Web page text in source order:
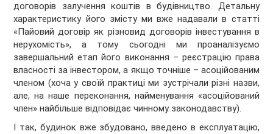
договорів залучення коштів в будівництво. Детальну
характеристику його змісту ми вже надавали в статті
«Пайовий договір як різновид договорів інвестування в
нерухомість», а тому сьогодні ми проаналізуємо
завершальний етап його виконання – реєстрацію права
власності за інвестором, а якщо точніше – асоційованим
членом (хоча у своїй практиці ми зустрічали різні назви,
але, на наше переконання, найменування «асоційований
член» найбільше відповідає чинному законодавству).
І так, будинок вже збудовано, введено в експлуатацію,